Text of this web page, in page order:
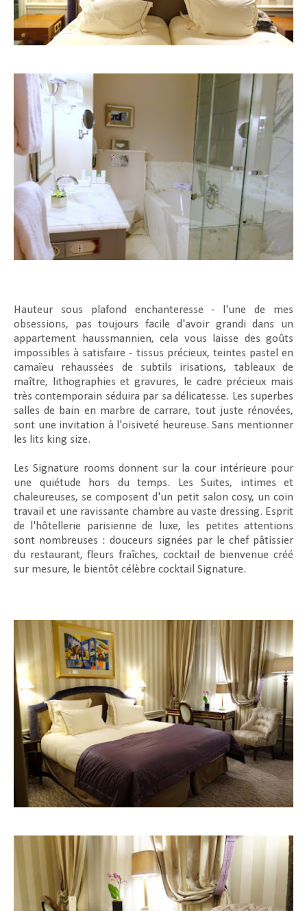
Hauteur sous plafond enchanteresse - l'une de mes
obsessions, pas toujours facile d'avoir grandi dans un
appartement haussmannien, cela vous laisse des goûts
impossibles à satisfaire - tissus précieux, teintes pastel en
camaïeu rehaussées de subtils irisations, tableaux de
maître, lithographies et gravures, le cadre précieux mais
très contemporain séduira par sa délicatesse. Les superbes
salles de bain en marbre de carrare, tout juste rénovées,
sont une invitation à l'oisiveté heureuse. Sans mentionner
les lits king size.
Les Signature rooms donnent sur la cour intérieure pour
une quiétude hors du temps. Les Suites, intimes et
chaleureuses, se composent d'un petit salon cosy, un coin
travail et une ravissante chambre au vaste dressing. Esprit
de l'hôtellerie parisienne de luxe, les petites attentions
sont nombreuses : douceurs signées par le chef pâtissier
du restaurant, fleurs fraîches, cocktail de bienvenue créé
sur mesure, le bientôt célèbre cocktail Signature.